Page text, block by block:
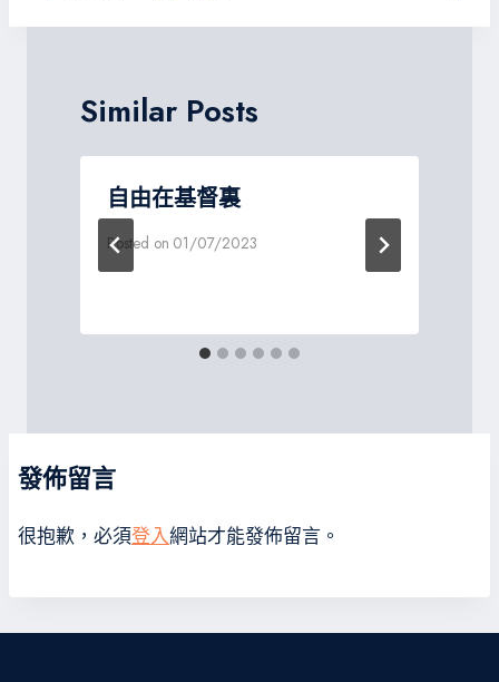
覽
Similar Posts
自由在基督裏
Posted on 01/07/2023
發佈留言
很抱歉，必須登入網站才能發佈留言。